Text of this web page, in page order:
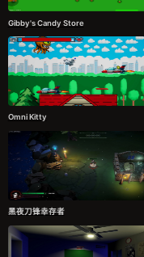
Gibby's Candy Store
Omni Kitty
黑夜刀锋幸存者